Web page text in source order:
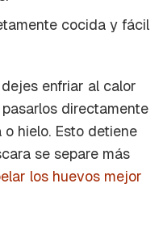
cocida y fácil
enfriar al calor
directamente
hielo. Esto detiene
se separe más
los huevos mejor